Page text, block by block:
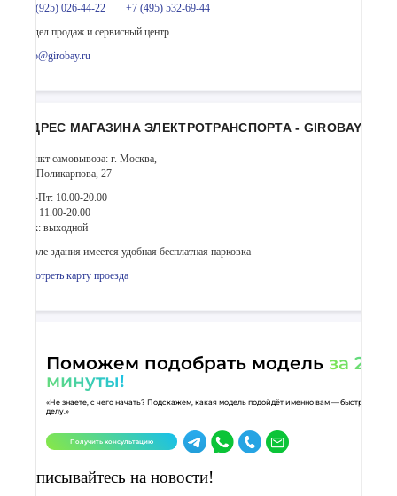
+7 (925) 026-44-22
+7 (495) 532-69-44
Отдел продаж и сервисный центр
info@girobay.ru
АДРЕС МАГАЗИНА ЭЛЕКТРОТРАНСПОРТА - GIROBAY
Пункт самовывоза: г. Москва,
ул. Поликарпова, 27
Пн-Пт: 10.00-20.00
Сб: 11.00-20.00
Вск: выходной
Возле здания имеется удобная бесплатная парковка
Смотреть карту проезда
Поможем подобрать модель за 2
минуты!
«Не знаете, с чего начать? Подскажем, какая модель подойдёт именно вам — быстро и по
делу.»
Получить консультацию
Подписывайтесь на новости!